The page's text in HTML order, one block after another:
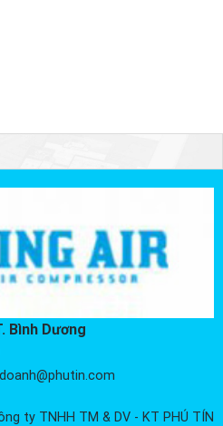
Bình Dương
ty TNHH TM & DV - KT PHÚ TÍN